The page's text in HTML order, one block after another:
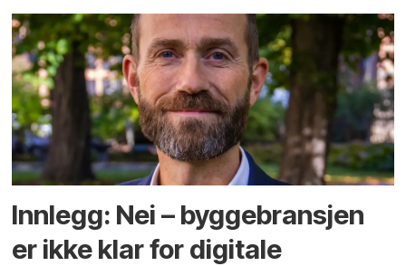
Innlegg: Nei – byggebransjen
er ikke klar for digitale